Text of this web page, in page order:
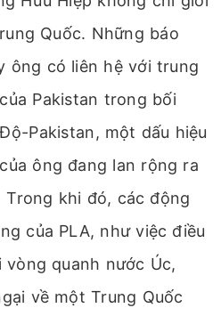
Quốc. Những báo
ông có liên hệ với trung
Pakistan trong bối
Pakistan, một dấu hiệu
ông đang lan rộng ra
khi đó, các động
của PLA, như việc điều
quanh nước Úc,
về một Trung Quốc